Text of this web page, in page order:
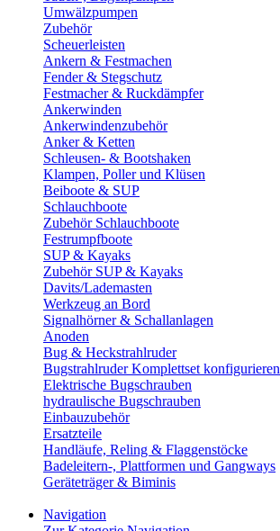
Umwälzpumpen
Zubehör
Scheuerleisten
Ankern & Festmachen
Fender & Stegschutz
Festmacher & Ruckdämpfer
Ankerwinden
Ankerwindenzubehör
Anker & Ketten
Schleusen- & Bootshaken
Klampen, Poller und Klüsen
Beiboote & SUP
Schlauchboote
Zubehör Schlauchboote
Festrumpfboote
SUP & Kayaks
Zubehör SUP & Kayaks
Davits/Lademasten
Werkzeug an Bord
Signalhörner & Schallanlagen
Anoden
Bug & Heckstrahlruder
Bugstrahlruder Komplettset konfigurieren
Elektrische Bugschrauben
hydraulische Bugschrauben
Einbauzubehör
Ersatzteile
Handläufe, Reling & Flaggenstöcke
Badeleitern-, Plattformen und Gangways
Geräteträger & Biminis
Navigation